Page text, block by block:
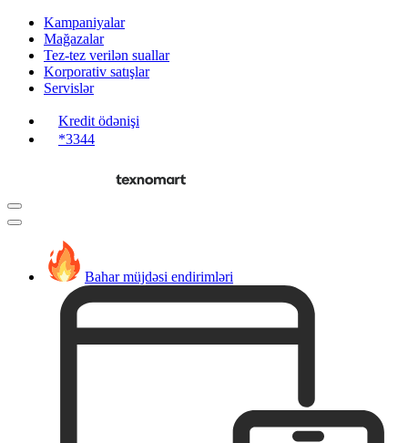
Kampaniyalar
Mağazalar
Tez-tez verilən suallar
Korporativ satışlar
Servislər
Kredit ödənişi
*3344
Bahar müjdəsi endirimləri